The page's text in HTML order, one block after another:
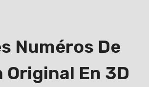
Numéros De
Original En 3D